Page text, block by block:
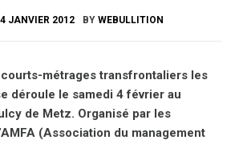
JANVIER 2012 BYWEBULLITION
métrages transfrontaliers les
déroule le samedi 4 février au
de Metz. Organisé par les
(Association du management